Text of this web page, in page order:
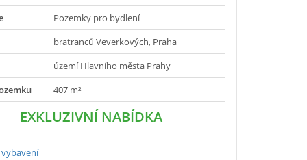
Pozemky pro bydlení
bratranců Veverkových, Praha
území Hlavního města Prahy
407 m²
EXKLUZIVNÍ NABÍDKA